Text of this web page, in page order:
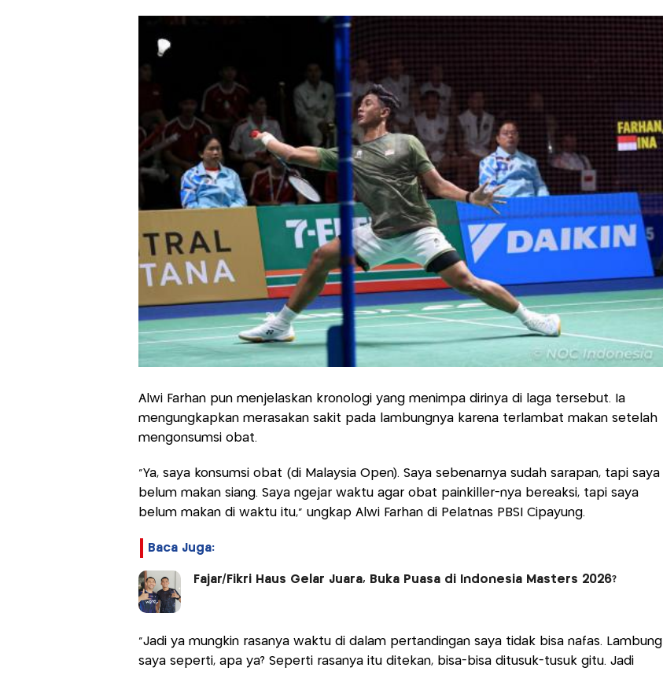
Alwi Farhan pun menjelaskan kronologi yang menimpa dirinya di laga tersebut. Ia
mengungkapkan merasakan sakit pada lambungnya karena terlambat makan setelah
mengonsumsi obat.
"Ya, saya konsumsi obat (di Malaysia Open). Saya sebenarnya sudah sarapan, tapi saya
belum makan siang. Saya ngejar waktu agar obat painkiller-nya bereaksi, tapi saya
belum makan di waktu itu," ungkap Alwi Farhan di Pelatnas PBSI Cipayung.
Baca Juga:
Fajar/Fikri Haus Gelar Juara, Buka Puasa di Indonesia Masters 2026?
"Jadi ya mungkin rasanya waktu di dalam pertandingan saya tidak bisa nafas. Lambung
saya seperti, apa ya? Seperti rasanya itu ditekan, bisa-bisa ditusuk-tusuk gitu. Jadi